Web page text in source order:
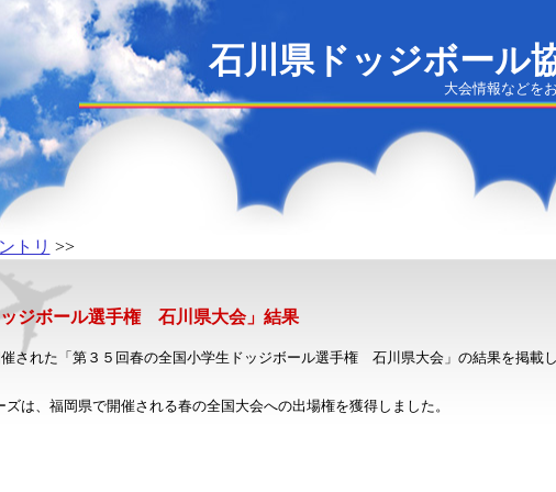
石川県ドッジボール
大会情報などを
トリ >>
ッジボール選手権 石川県大会」結果
された「第３５回春の全国小学生ドッジボール選手権 石川県大会」の結果を掲載
は、福岡県で開催される春の全国大会への出場権を獲得しました。